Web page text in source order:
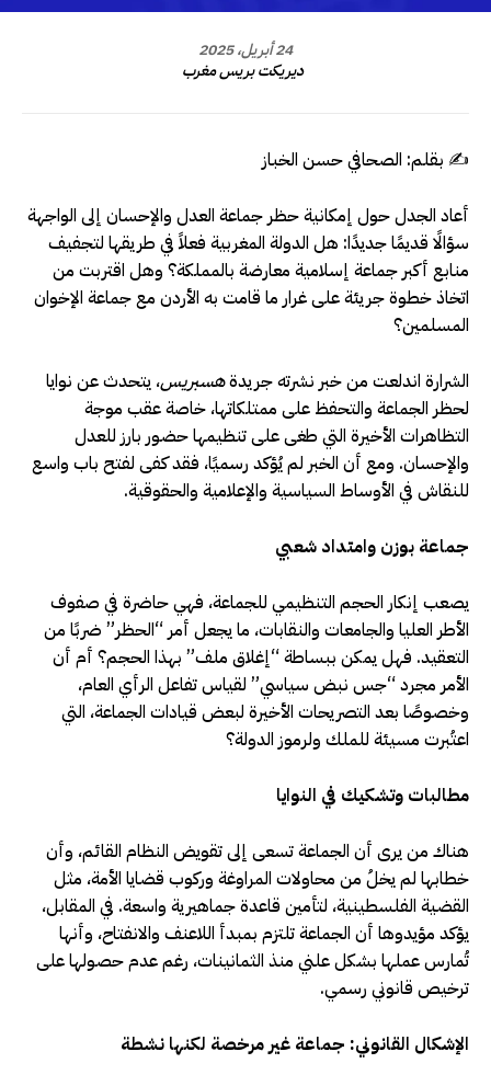
24 أبريل، 2025
ديريكت بريس مغرب
✍️ بقلم: الصحافي حسن الخباز
أعاد الجدل حول إمكانية حظر جماعة العدل والإحسان إلى الواجهة
سؤالًا قديمًا جديدًا: هل الدولة المغربية فعلاً في طريقها لتجفيف
منابع أكبر جماعة إسلامية معارضة بالمملكة؟ وهل اقتربت من
اتخاذ خطوة جريئة على غرار ما قامت به الأردن مع جماعة الإخوان
المسلمين؟
الشرارة اندلعت من خبر نشرته جريدةهسبريس، يتحدث عن نوايا
لحظر الجماعة والتحفظ على ممتلكاتها، خاصة عقب موجة
التظاهرات الأخيرة التي طغى على تنظيمها حضور بارز للعدل
والإحسان. ومع أن الخبر لم يُؤكد رسميًا، فقد كفى لفتح باب واسع
للنقاش في الأوساط السياسية والإعلامية والحقوقية.
جماعة بوزن وامتداد شعبي
يصعب إنكار الحجم التنظيمي للجماعة، فهي حاضرة في صفوف
الأطر العليا والجامعات والنقابات، ما يجعل أمر “الحظر” ضربًا من
التعقيد. فهل يمكن ببساطة “إغلاق ملف” بهذا الحجم؟ أم أن
الأمر مجرد “جس نبض سياسي” لقياس تفاعل الرأي العام،
وخصوصًا بعد التصريحات الأخيرة لبعض قيادات الجماعة، التي
اعتُبرت مسيئة للملك ولرموز الدولة؟
مطالبات وتشكيك في النوايا
هناك من يرى أن الجماعة تسعى إلى تقويض النظام القائم، وأن
خطابها لم يخلُ من محاولات المراوغة وركوب قضايا الأمة، مثل
القضية الفلسطينية، لتأمين قاعدة جماهيرية واسعة. في المقابل،
يؤكد مؤيدوها أن الجماعة تلتزم بمبدأ اللاعنف والانفتاح، وأنها
تُمارس عملها بشكل علني منذ الثمانينات، رغم عدم حصولها على
ترخيص قانوني رسمي.
الإشكال القانوني: جماعة غير مرخصة لكنها نشطة